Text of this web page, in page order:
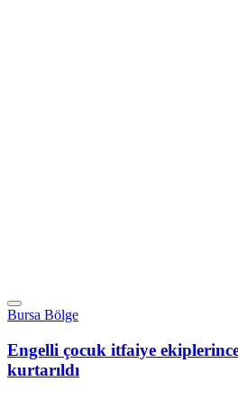
Bursa Bölge
Engelli çocuk itfaiye
kurtarıldı